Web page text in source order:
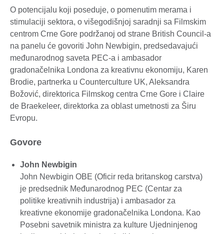
O potencijalu koji poseduje, o pomenutim merama i
stimulaciji sektora, o višegodišnjoj saradnji sa Filmskim
centrom Crne Gore podržanoj od strane British Council-a
na panelu će govoriti John Newbigin, predsedavajući
međunarodnog saveta PEC-a i ambasador
gradonačelnika Londona za kreativnu ekonomiju, Karen
Brodie, partnerka u Counterculture UK, Aleksandra
Božović, direktorica Filmskog centra Crne Gore i Claire
de Braekeleer, direktorka za oblast umetnosti za Širu
Evropu.
Govore
John Newbigin
John Newbigin OBE (Oficir reda britanskog carstva)
je predsednik Međunarodnog PEC (Centar za
politike kreativnih industrija) i ambasador za
kreativne ekonomije gradonačelnika Londona. Kao
Posebni savetnik ministra za kulture Ujedninjenog